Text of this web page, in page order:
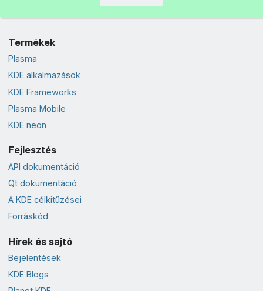
Termékek
Plasma
KDE alkalmazások
KDE Frameworks
Plasma Mobile
KDE neon
Fejlesztés
API dokumentáció
Qt dokumentáció
A KDE célkitűzései
Forráskód
Hírek és sajtó
Bejelentések
KDE Blogs